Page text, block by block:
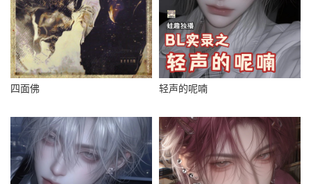
四面佛 轻声的呢喃